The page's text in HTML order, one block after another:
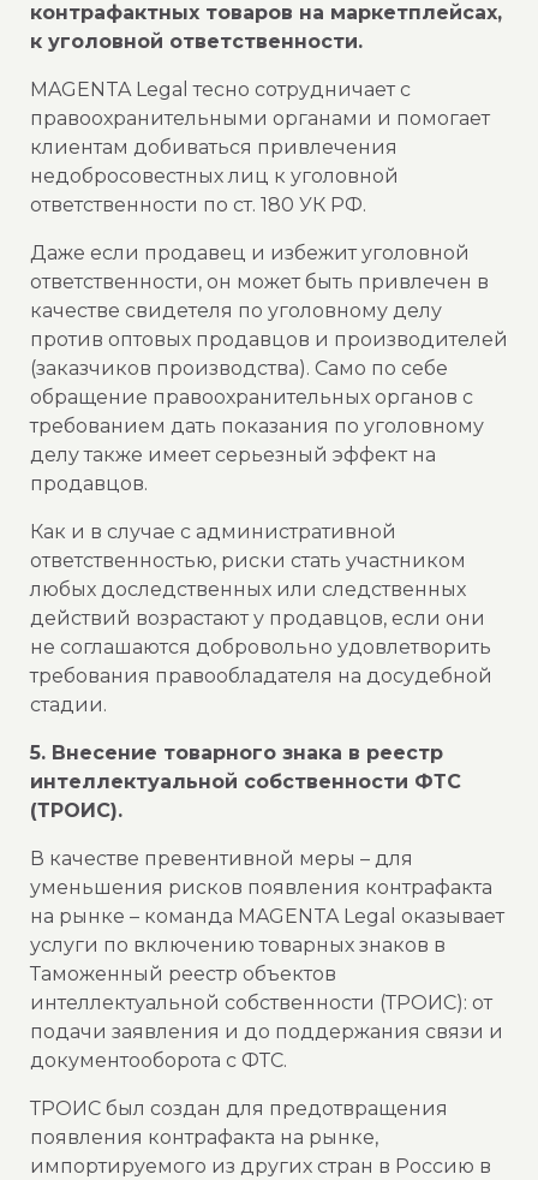
контрафактных товаров на маркетплейсах,
к уголовной ответственности.
MAGENTA Legal тесно сотрудничает с
правоохранительными органами и помогает
клиентам добиваться привлечения
недобросовестных лиц к уголовной
ответственности по ст. 180 УК РФ.
Даже если продавец и избежит уголовной
ответственности, он может быть привлечен в
качестве свидетеля по уголовному делу
против оптовых продавцов и производителей
(заказчиков производства). Само по себе
обращение правоохранительных органов с
требованием дать показания по уголовному
делу также имеет серьезный эффект на
продавцов.
Как и в случае с административной
ответственностью, риски стать участником
любых доследственных или следственных
действий возрастают у продавцов, если они
не соглашаются добровольно удовлетворить
требования правообладателя на досудебной
стадии.
5. Внесение товарного знака в реестр
интеллектуальной собственности ФТС
(ТРОИС).
В качестве превентивной меры – для
уменьшения рисков появления контрафакта
на рынке – команда MAGENTA Legal оказывает
услуги по включению товарных знаков в
Таможенный реестр объектов
интеллектуальной собственности (ТРОИС): от
подачи заявления и до поддержания связи и
документооборота с ФТС.
ТРОИС был создан для предотвращения
появления контрафакта на рынке,
импортируемого из других стран в Россию в